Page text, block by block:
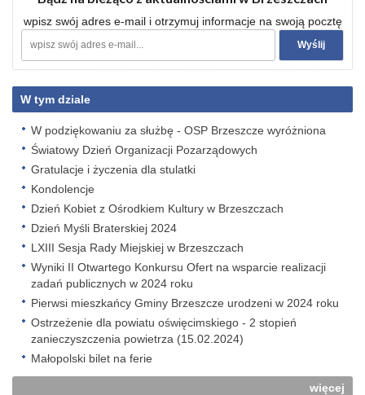
wpisz swój adres e-mail i otrzymuj informacje na swoją pocztę
W tym dziale
W podziękowaniu za służbę - OSP Brzeszcze wyróżniona
Światowy Dzień Organizacji Pozarządowych
Gratulacje i życzenia dla stulatki
Kondolencje
Dzień Kobiet z Ośrodkiem Kultury w Brzeszczach
Dzień Myśli Braterskiej 2024
LXIII Sesja Rady Miejskiej w Brzeszczach
Wyniki II Otwartego Konkursu Ofert na wsparcie realizacji
zadań publicznych w 2024 roku
Pierwsi mieszkańcy Gminy Brzeszcze urodzeni w 2024 roku
Ostrzeżenie dla powiatu oświęcimskiego - 2 stopień
zanieczyszczenia powietrza (15.02.2024)
Małopolski bilet na ferie
więcej